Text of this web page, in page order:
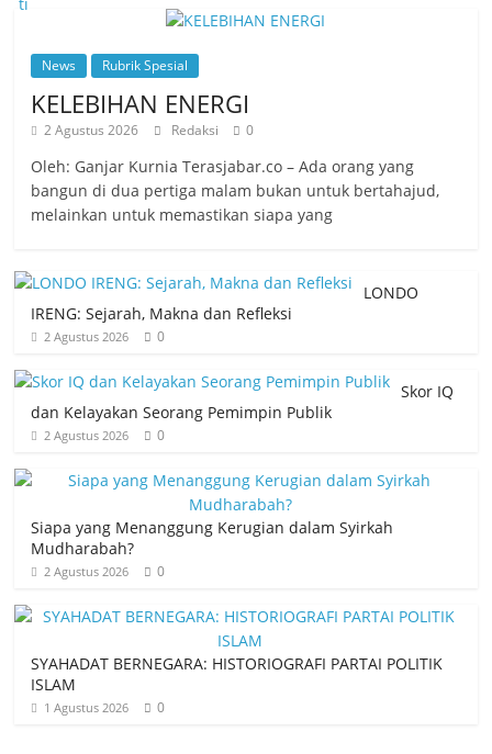
News Rubrik Spesial
KELEBIHAN ENERGI
2 Agustus 2026 Redaksi 0
Oleh: Ganjar Kurnia Terasjabar.co – Ada orang yang
bangun di dua pertiga malam bukan untuk bertahajud,
melainkan untuk memastikan siapa yang
LONDO
IRENG: Sejarah, Makna dan Refleksi
2 Agustus 2026 0
Skor IQ
dan Kelayakan Seorang Pemimpin Publik
2 Agustus 2026 0
Siapa yang Menanggung Kerugian dalam Syirkah
Mudharabah?
2 Agustus 2026 0
SYAHADAT BERNEGARA: HISTORIOGRAFI PARTAI POLITIK
ISLAM
1 Agustus 2026 0